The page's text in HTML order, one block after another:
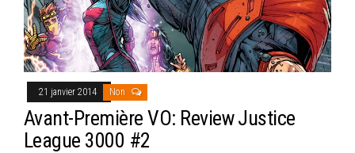
21 janvier 2014 Non
Avant-Première VO: Review Justice
League 3000 #2